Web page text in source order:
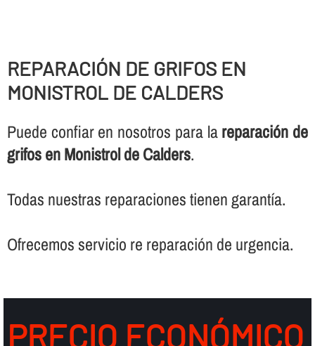
REPARACIÓN DE GRIFOS EN
MONISTROL DE CALDERS
Puede confiar en nosotros para lareparación de
grifos en Monistrol de Calders.
Todas nuestras reparaciones tienen garantí­a.
Ofrecemos servicio re reparación de urgencia.
PRECIO ECONÓMICO